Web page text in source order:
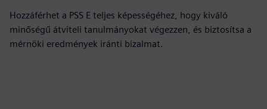
Hozzáférhet a PSS E teljes képességéhez, hogy kiváló
minőségű átviteli tanulmányokat végezzen, és biztosítsa a
mérnöki eredmények iránti bizalmat.